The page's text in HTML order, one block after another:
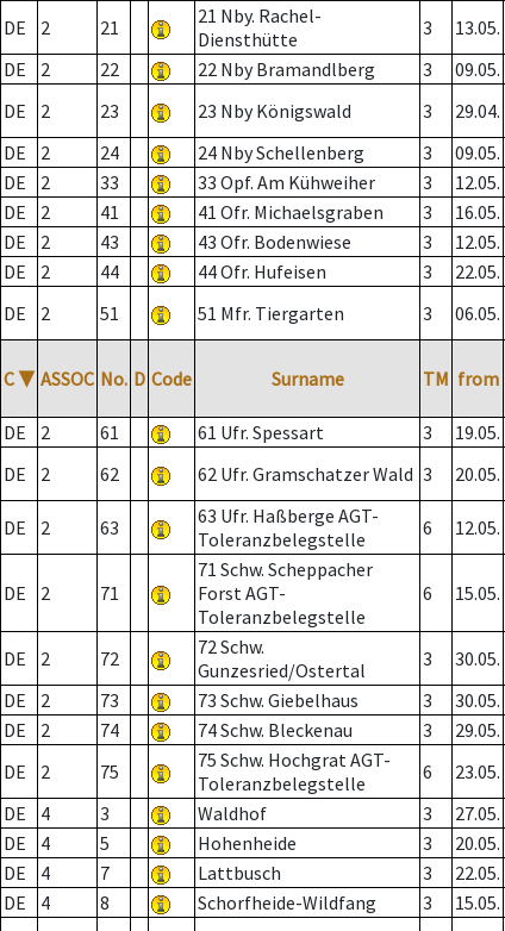
DE 2 21
21 Nby. Rachel-
Diensthütte
3 13.05.
DE
2 22 22 Nby Bramandlberg 3 09.05.
DE
2 23 23 Nby Königswald 3 29.04.
DE
2 24 24 Nby Schellenberg 3 09.05.
DE
2 33 33 Opf. Am Kühweiher 3 12.05.
DE
2 41 41 Ofr. Michaelsgraben 3 16.05.
DE
2 43 43 Ofr. Bodenwiese 3 12.05.
DE
2 44 44 Ofr. Hufeisen 3 22.05.
DE
2 51 51 Mfr. Tiergarten 3 06.05.
C ▼ ASSOC No. D Code Surname TM from
DE
2 61 61 Ufr. Spessart 3 19.05.
DE
2 62 62 Ufr. Gramschatzer Wald 3 20.05.
DE 2 63
63 Ufr. Haßberge AGT-
Toleranzbelegstelle
6 12.05.
DE 2 71
71 Schw. Scheppacher
Forst AGT-
Toleranzbelegstelle
6 15.05.
DE 2 72
72 Schw.
Gunzesried/Ostertal
3 30.05.
DE
2 73 73 Schw. Giebelhaus 3 30.05.
DE
2 74 74 Schw. Bleckenau 3 29.05.
DE
2 75
75 Schw. Hochgrat AGT-
Toleranzbelegstelle
6 23.05.
DE
4 3 Waldhof 3 27.05.
DE
4 5 Hohenheide 3 20.05.
DE
4 7 Lattbusch 3 22.05.
DE
4 8 Schorfheide-Wildfang 3 15.05.